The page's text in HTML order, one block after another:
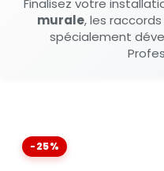
Finalisez votre
murale, les
spécialement
-25%